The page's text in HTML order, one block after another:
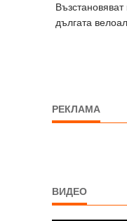
Възстановяват
дългата
РЕКЛАМА
ВИДЕО